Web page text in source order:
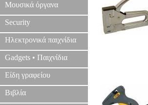
Μουσικά όργανα
Security
Ηλεκτρονικά παιχνίδια
Gadgets • Παιχνίδια
Είδη γραφείου
Βιβλία